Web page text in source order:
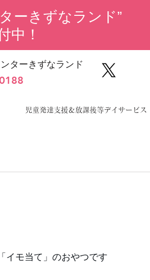
ーきずなランド”
中！
ターきずなランド
児童発達支援＆放課後等デイサービス
イモ当て 」のおやつです